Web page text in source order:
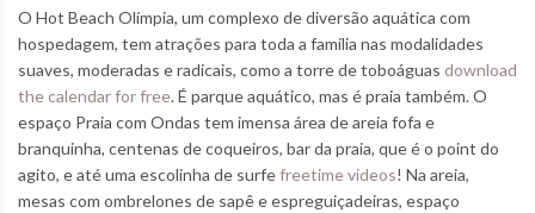
O Hot Beach Olímpia, um complexo de diversão aquática com
hospedagem, tem atrações para toda a família nas modalidades
suaves, moderadas e radicais, como a torre de toboáguas download
the calendar for free. É parque aquático, mas é praia também. O
espaço Praia com Ondas tem imensa área de areia fofa e
branquinha, centenas de coqueiros, bar da praia, que é o point do
agito, e até uma escolinha de surfefreetime videos! Na areia,
mesas com ombrelones de sapê e espreguiçadeiras, espaço